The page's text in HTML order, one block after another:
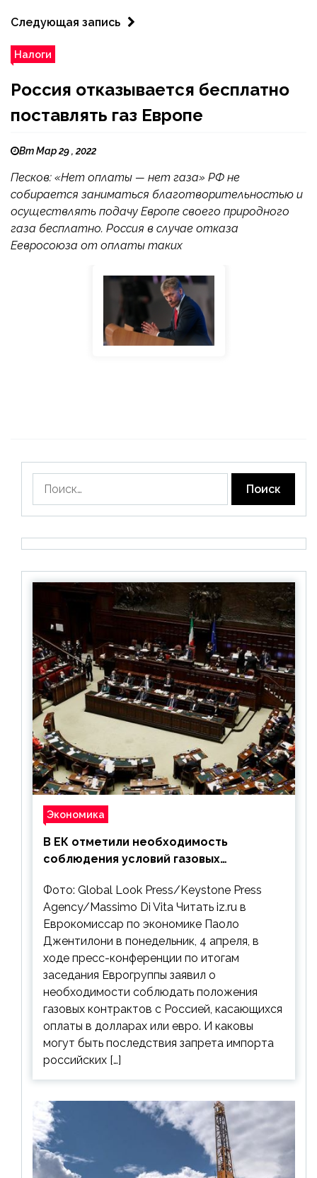
Следующая запись
Налоги
Россия отказывается бесплатно
поставлять газ Европе
Вт Мар 29 , 2022
Песков: «Нет оплаты — нет газа» РФ не
собирается заниматься благотворительностью и
осуществлять подачу Европе своего природного
газа бесплатно. Россия в случае отказа
Еевросоюза от оплаты таких
Экономика
В ЕК отметили необходимость
соблюдения условий газовых
Фото: Global Look Press/Keystone Press
Agency/Massimo Di Vita Читать iz.ru в
Еврокомиссар по экономике Паоло
Джентилони в понедельник, 4 апреля, в
ходе пресс-конференции по итогам
заседания Еврогруппы заявил о
необходимости соблюдать положения
газовых контрактов с Россией, касающихся
оплаты в долларах или евро. И каковы
могут быть последствия запрета импорта
российских […]